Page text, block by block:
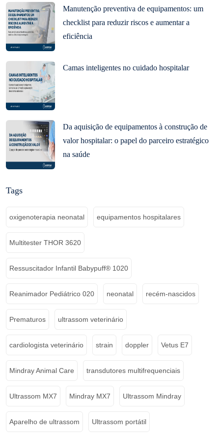
Manutenção preventiva de equipamentos: um
checklist para reduzir riscos e aumentar a
eficiência
Camas inteligentes no cuidado hospitalar
Da aquisição de equipamentos à construção de
valor hospitalar: o papel do parceiro estratégico
na saúde
Tags
oxigenoterapia neonatal equipamentos hospitalares
Multitester THOR 3620
Ressuscitador Infantil Babypuff® 1020
Reanimador Pediátrico 020 neonatal recém-nascidos
Prematuros ultrassom veterinário
cardiologista veterinário strain doppler Vetus E7
Mindray Animal Care transdutores multifrequenciais
Ultrassom MX7 Mindray MX7 Ultrassom Mindray
Aparelho de ultrassom Ultrassom portátil